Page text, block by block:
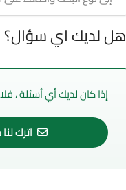
هل لديك اي سؤال؟
إذا كان لديك أي أسئلة ،
اترك